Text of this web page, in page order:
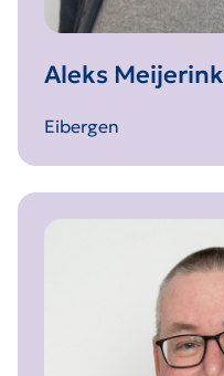
Aleks Meijerink
Eibergen